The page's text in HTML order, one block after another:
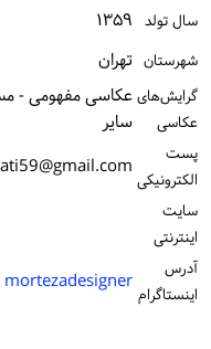
سال تولد ۱۳۵۹
شهرستان تهران
گرایش‌های
عکاسی
عکاسی مفهومی -
سایر
پست
الكترونیكی
سایت
اینترنتی
آدرس
اینستاگرام mortezadesigner